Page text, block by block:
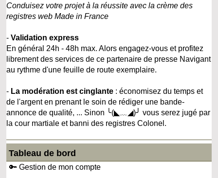
Conduisez votre projet à la réussite avec la crème des
registres web Made in France
-Validation express
En général 24h - 48h max. Alors engagez-vous et profitez
librement des services de ce partenaire de presse Navigant
au rythme d'une feuille de route exemplaire.
- La modération est cinglante : économisez du temps et
de l'argent en prenant le soin de rédiger une bande-
annonce de qualité, ... Sinon ╰(◣﹏◢)╯ vous serez jugé par
la cour martiale et banni des registres Colonel.
Tableau de bord
🔑 Gestion de mon compte